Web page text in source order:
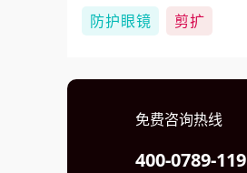
防护眼镜
剪扩
免费咨询热线
400-0789-119